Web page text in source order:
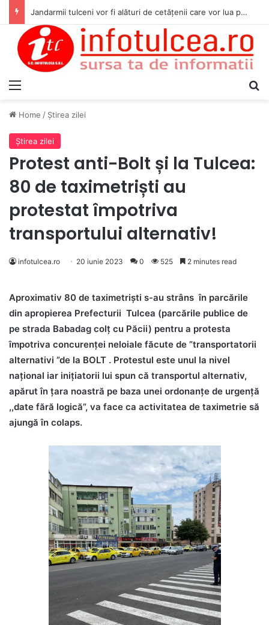
Jandarmii tulceni vor fi alături de cetățenii care vor lua parte la Festivalul Folk Țestos
Home / Ştirea zilei
Ştirea zilei
Protest anti-Bolt și la Tulcea:
80 de taximetriști au
protestat împotriva
transportului alternativ!
infotulcea.ro 20 iunie 2023 0 525 2 minutes read
Aproximativ 80 de taximetriști s-au strâns în parcările
din apropierea Prefecturii Tulcea (parcările publice de
pe strada Babadag colț cu Păcii) pentru a protesta
împotriva concurenței neloiale făcute de ”transportatorii
alternativi ”de la BOLT . Protestul este unul la nivel
național iar inițiatorii lui spun că transportul alternativ,
apărut în țara noastră pe baza unei ordonanțe de urgență
,,date fără logică”, va face ca activitatea de taximetrie să
ajungă în colaps.